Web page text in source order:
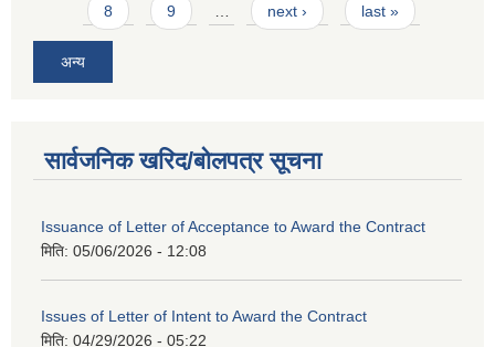
8 9 next › last »
अन्य
सार्वजनिक खरिद/बोलपत्र सूचना
Issuance of Letter of Acceptance to Award the Contract
मिति: 05/06/2026 - 12:08
Issues of Letter of Intent to Award the Contract
मिति: 04/29/2026 - 05:22